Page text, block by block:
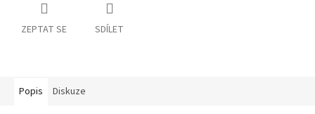
ZEPTAT SE SDÍLET
Popis Diskuze